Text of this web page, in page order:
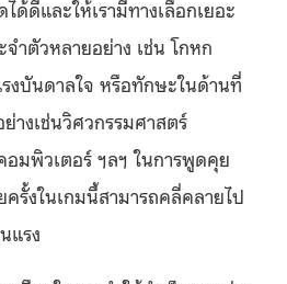
ด้ดีและให้เรามีทางเลือกเยอะ
จำตัวหลายอย่าง เช่น โกหก
งบันดาลใจ หรือทักษะในด้านที่
างเช่นวิศวกรรมศาสตร์
มพิวเตอร์ ฯลฯ ในการพูดคุย
รั้งในเกมนี้สามารถคลี่คลายไป
แรง